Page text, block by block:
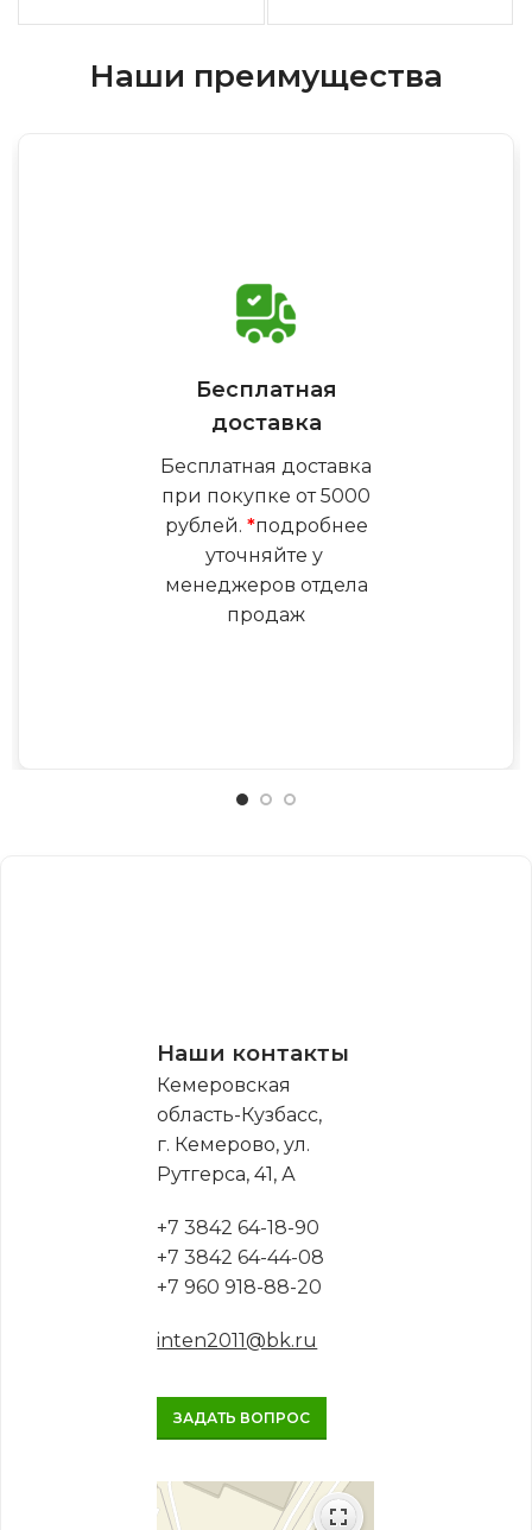
Наши преимущества
Бесплатная
доставка
Бесплатная доставка
при покупке от 5000
рублей. *подробнее
уточняйте у
менеджеров отдела
продаж
Наши контакты
Кемеровская
область-Кузбасс,
г. Кемерово, ул.
Рутгерса, 41, А
+7 3842 64-18-90
+7 3842 64-44-08
+7 960 918-88-20
inten2011@bk.ru
ЗАДАТЬ ВОПРОС